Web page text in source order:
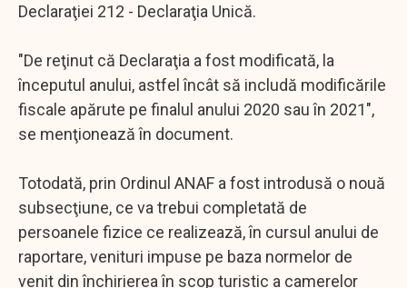
Declaraţiei 212 - Declaraţia Unică.
"De reţinut că Declaraţia a fost modificată, la
începutul anului, astfel încât să includă modificările
fiscale apărute pe finalul anului 2020 sau în 2021",
se menţionează în document.
Totodată, prin Ordinul ANAF a fost introdusă o nouă
subsecţiune, ce va trebui completată de
persoanele fizice ce realizează, în cursul anului de
raportare, venituri impuse pe baza normelor de
venit din închirierea în scop turistic a camerelor